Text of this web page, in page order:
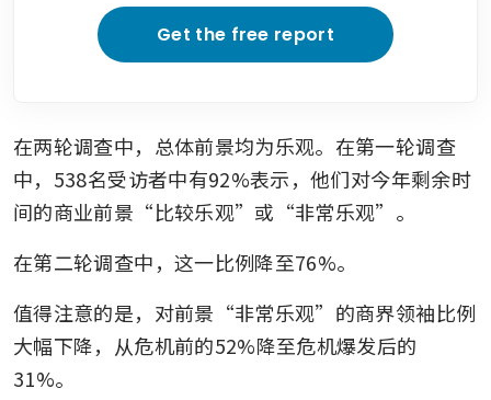
Get the free report
在两轮调查中，总体前景均为乐观。在第一轮调查
中，538名受访者中有92%表示，他们对今年剩余时
间的商业前景“比较乐观”或“非常乐观”。
在第二轮调查中，这一比例降至76%。
值得注意的是，对前景“非常乐观”的商界领袖比例
大幅下降，从危机前的52%降至危机爆发后的
31%。